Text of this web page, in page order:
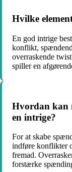
Hvilke
En god intrige
konflikt,
overraskende
spiller en
Hvordan kan
en intrige?
For at skabe
indføre konflikter
fremad.
forstærke